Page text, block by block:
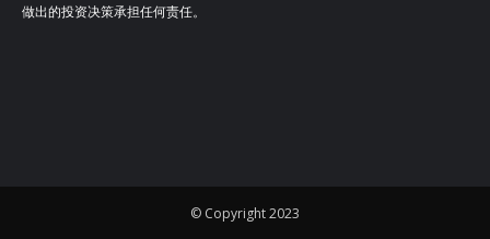
做出的投资决策承担任何责任。
© Copyright 2023